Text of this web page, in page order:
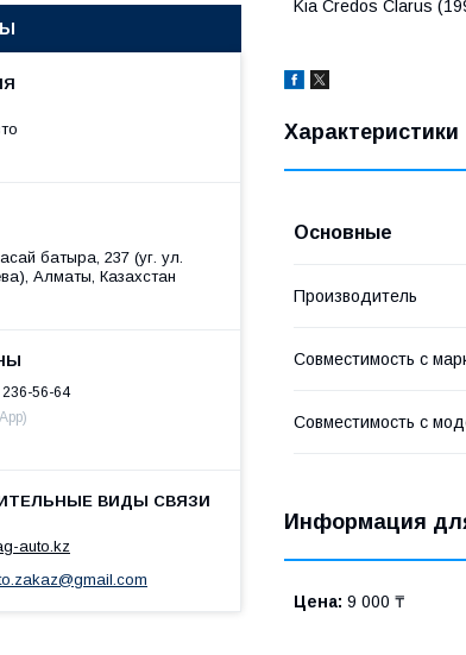
Kia Credos Clarus
Характеристики
Основные
Производитель
Совместимость с
Совместимость с
Информация
Цена: 9 000 ₸
батыра, 237 (уг. ул.
Алматы, Казахстан
56-64
auto.kz